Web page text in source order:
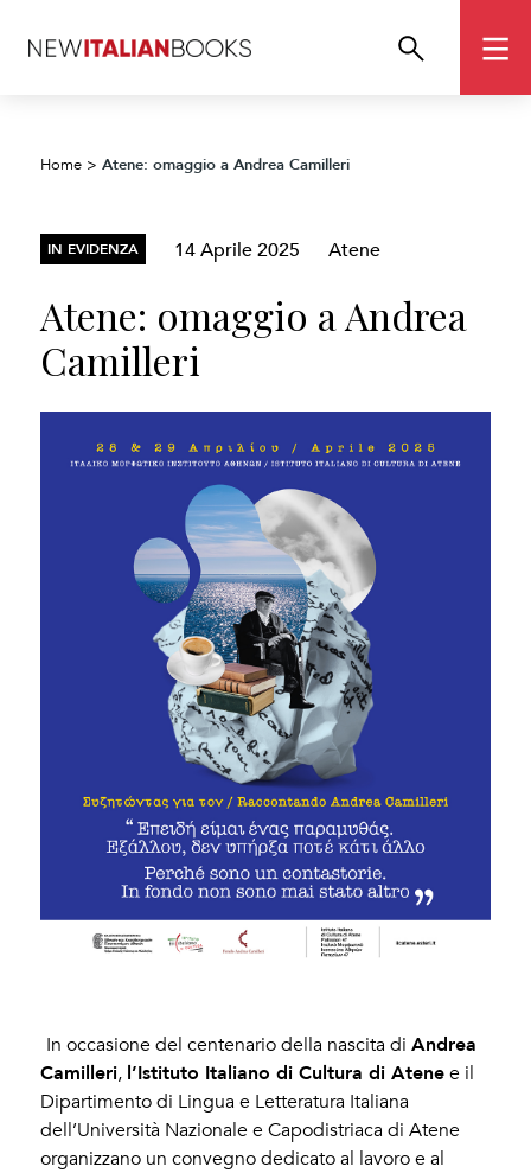
Home >Atene: omaggio a Andrea Camilleri
IN EVIDENZA 14 Aprile 2025 Atene
Atene: omaggio a Andrea
Camilleri
In occasione del centenario della nascita diAndrea
Camilleri, l’Istituto Italiano di Cultura di Atene e il
Dipartimento di Lingua e Letteratura Italiana
dell’Università Nazionale e Capodistriaca di Atene
organizzano un convegno dedicato al lavoro e al